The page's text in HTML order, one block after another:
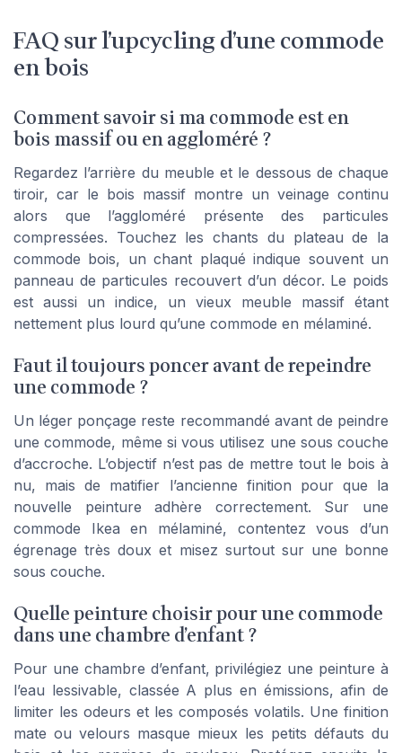
FAQ sur l’upcycling d’une commode
en bois
Comment savoir si ma commode est en
bois massif ou en aggloméré ?
Regardez l’arrière du meuble et le dessous de chaque
tiroir, car le bois massif montre un veinage continu
alors que l’aggloméré présente des particules
compressées. Touchez les chants du plateau de la
commode bois, un chant plaqué indique souvent un
panneau de particules recouvert d’un décor. Le poids
est aussi un indice, un vieux meuble massif étant
nettement plus lourd qu’une commode en mélaminé.
Faut il toujours poncer avant de repeindre
une commode ?
Un léger ponçage reste recommandé avant de peindre
une commode, même si vous utilisez une sous couche
d’accroche. L’objectif n’est pas de mettre tout le bois à
nu, mais de matifier l’ancienne finition pour que la
nouvelle peinture adhère correctement. Sur une
commode Ikea en mélaminé, contentez vous d’un
égrenage très doux et misez surtout sur une bonne
sous couche.
Quelle peinture choisir pour une commode
dans une chambre d’enfant ?
Pour une chambre d’enfant, privilégiez une peinture à
l’eau lessivable, classée A plus en émissions, afin de
limiter les odeurs et les composés volatils. Une finition
mate ou velours masque mieux les petits défauts du